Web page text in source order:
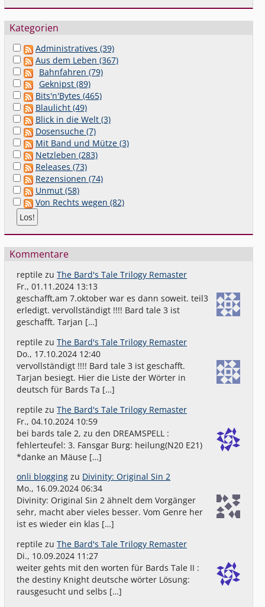
Kategorien
Administratives (39)
Aus dem Leben (367)
Bahnfahren (79)
Geknipst (89)
Bits'n'Bytes (465)
Blaulicht (49)
Blick in die Welt (3)
Dosensuche (7)
Mit Band und Mütze (3)
Netzleben (283)
Releases (73)
Rezensionen (74)
Unmut (58)
Von Rechts wegen (82)
Kommentare
reptile zuThe Bard's Tale Trilogy Remaster
Fr., 01.11.2024 13:13
geschafft,am 7.oktober war es dann soweit. teil3
erledigt. vervollständigt !!!! Bard tale 3 ist
geschafft. Tarjan […]
reptile zuThe Bard's Tale Trilogy Remaster
Do., 17.10.2024 12:40
vervollständigt !!!! Bard tale 3 ist geschafft.
Tarjan besiegt. Hier die Liste der Wörter in
deutsch für Bards Ta […]
reptile zuThe Bard's Tale Trilogy Remaster
Fr., 04.10.2024 10:59
bei bards tale 2, zu den DREAMSPELL :
fehlerteufel: 3. Fansgar Burg: heilung(N20 E21)
*danke an Mäuse […]
onli blogging zu Divinity: Original Sin 2
Mo., 16.09.2024 06:34
Divinity: Original Sin 2 ähnelt dem Vorgänger
sehr, macht aber vieles besser. Vom Genre her
ist es wieder ein klas […]
reptile zuThe Bard's Tale Trilogy Remaster
Di., 10.09.2024 11:27
weiter gehts mit den worten für Bards Tale II :
the destiny Knight deutsche wörter Lösung:
rausgesucht und selbs […]